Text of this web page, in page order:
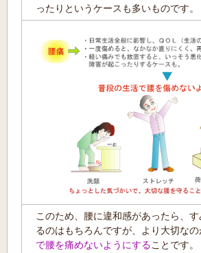
ったりというケースも多いものです。
このため、腰に違和感があったら、
るのはもちろんですが、より大切なの
で腰を痛めないようにすることです。